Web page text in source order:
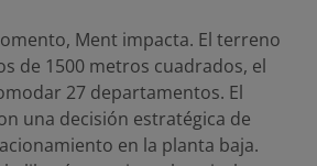
Ment impacta. El terreno
de 1500 metros cuadrados, el
27 departamentos. El
una decisión estratégica de
en la planta baja.